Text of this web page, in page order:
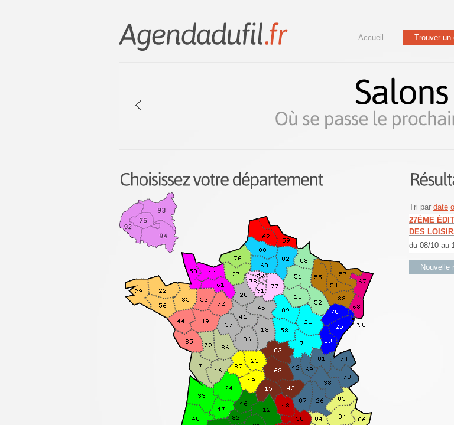
Accueil Trouver un
Tri par date
27ÈME
DES
du 08/10 au
Nouvelle